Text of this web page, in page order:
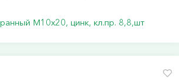
М10х20, цинк, кл.пр. 8,8,шт